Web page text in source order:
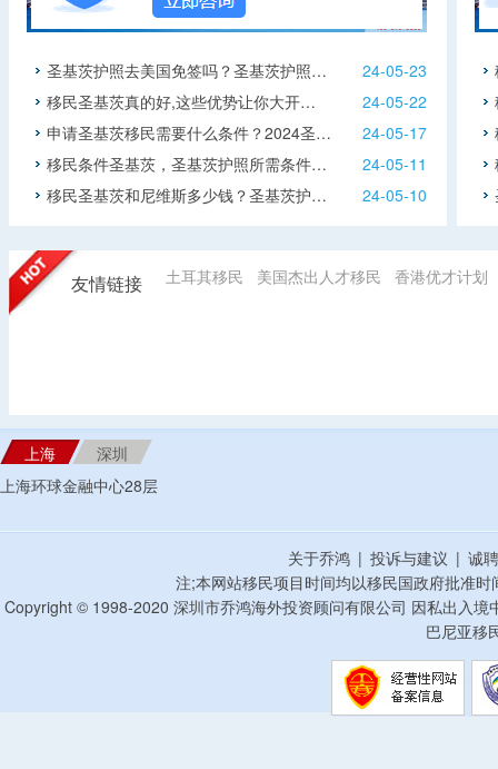
24-05-23
圣基茨护照去美国免签吗？圣基茨护照…
24-05-22
移民圣基茨真的好,这些优势让你大开…
24-05-17
申请圣基茨移民需要什么条件？2024圣…
24-05-11
移民条件圣基茨，圣基茨护照所需条件…
24-05-10
移民圣基茨和尼维斯多少钱？圣基茨护…
友情链接 土耳其移民 美国杰出人才移民 香港优才计划
上海
深圳
上海环球金融中心28层
关于乔鸿 | 投诉与建议 | 诚
注;本网站移民项目时间均以移民国政府批准
Copyright © 1998-2020 深圳市乔鸿海外投资顾问有限公司 因私出入
巴尼亚移